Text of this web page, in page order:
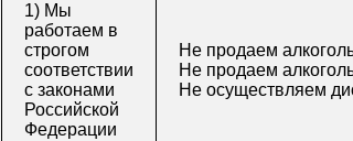
1) Мы
работаем в
строгом
соответствии
с законами
Российской
Федерации
Не продаем
Не продаем
Не осуществляем